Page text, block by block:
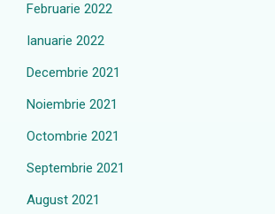
Februarie 2022
Ianuarie 2022
Decembrie 2021
Noiembrie 2021
Octombrie 2021
Septembrie 2021
August 2021